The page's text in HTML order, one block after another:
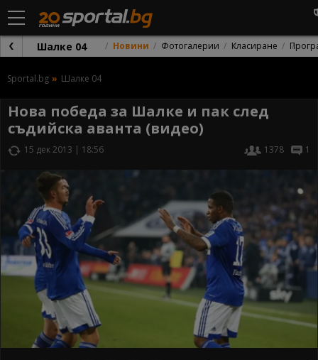
Шалке 04 Новини Фотогалерии Класиране
Sportal.bg Шалке 04
Нова победа за Шалке и пак след
съдийска аванта (видео)
15 дек 2013 | 18:56 1378 1